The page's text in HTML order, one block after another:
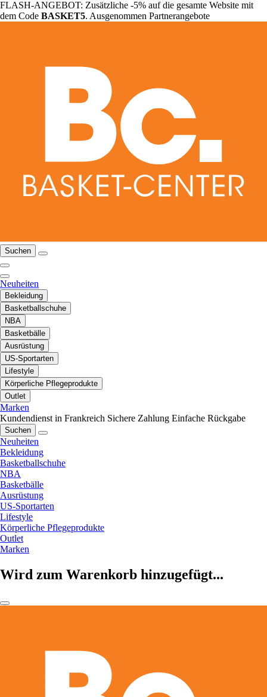
FLASH-ANGEBOT: Zusätzliche -5% auf die gesamte Website mit
dem Code BASKET5. Ausgenommen Partnerangebote
Suchen
Neuheiten
Bekleidung
Basketballschuhe
NBA
Basketbälle
Ausrüstung
US-Sportarten
Lifestyle
Körperliche Pflegeprodukte
Outlet
Marken
Kundendienst in Frankreich Sichere Zahlung Einfache Rückgabe
Suchen
Neuheiten
Bekleidung
Basketballschuhe
NBA
Basketbälle
Ausrüstung
US-Sportarten
Lifestyle
Körperliche Pflegeprodukte
Outlet
Marken
Wird zum Warenkorb hinzugefügt...